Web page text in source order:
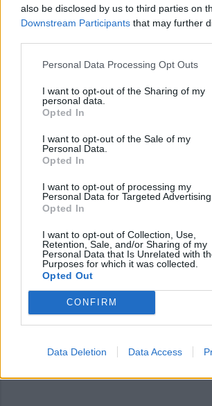
also be disclosed by us to third parties on
Downstream Participants that may further
Personal Data Processing Opt Outs
I want to opt-out of the Sharing of my
personal data.
Opted In
I want to opt-out of the Sale of my
Personal Data.
Opted In
I want to opt-out of processing my
Personal Data for Targeted Advertising.
Opted In
I want to opt-out of Collection, Use,
Retention, Sale, and/or Sharing of my
Personal Data that Is Unrelated with
Purposes for which it was collected.
Opted Out
CONFIRM
Data Deletion Data Access
Commenti
Accedi
articolo.
L'email è richiesta ma non verrà mostrata ai visitatori.
commento esprime il pensiero dell'autore e non
possono essere automaticamente pubblicati senza
che includano uno o più link a siti esterni verranno